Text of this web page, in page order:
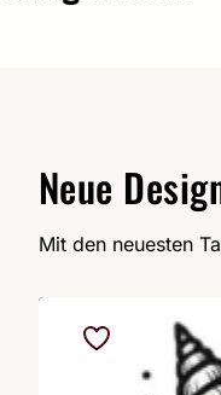
Neue
Mit den neuesten